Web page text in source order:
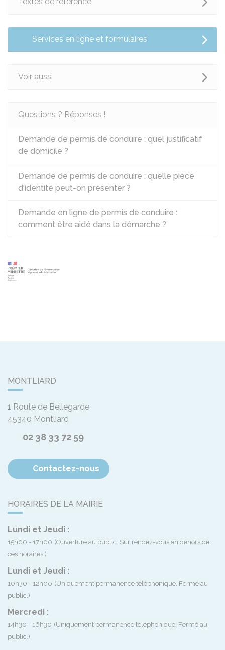
Services en ligne et formulaires
Voir aussi
Questions ? Réponses !
Demande de permis de conduire : quel justificatif
de domicile ?
Demande de permis de conduire : quelle pièce
d'identité peut-on présenter ?
Demande en ligne de permis de conduire :
comment être aidé dans la démarche ?
MONTLIARD
1 Route de Bellegarde
45340 Montliard
02 38 33 72 59
Contactez-nous
HORAIRES DE LA MAIRIE
Lundi et Jeudi :
15h00 - 17h00 (Ouverture au public. Sur rendez-vous en dehors de
ces horaires.)
Lundi et Jeudi :
10h30 - 12h00 (Uniquement permanence téléphonique. Fermé au
public.)
Mercredi :
14h30 - 16h30 (Uniquement permanence téléphonique. Fermé au
public.)